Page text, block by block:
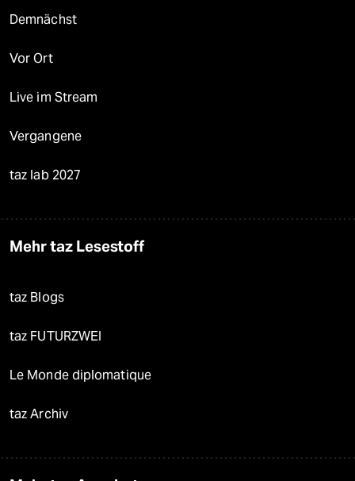
Demnächst
Vor Ort
Live im Stream
Vergangene
taz lab 2027
Mehr taz Lesestoff
taz Blogs
taz FUTURZWEI
Le Monde diplomatique
taz Archiv